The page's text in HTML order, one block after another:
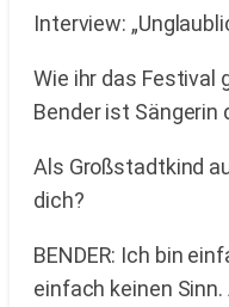
Interview:
Wie ihr das Festival
Bender ist Sängerin
Als Großstadtkind
dich?
BENDER: Ich bin
einfach keinen